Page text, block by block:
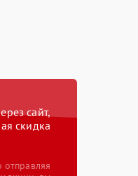
сайт,
скидка
отправляя